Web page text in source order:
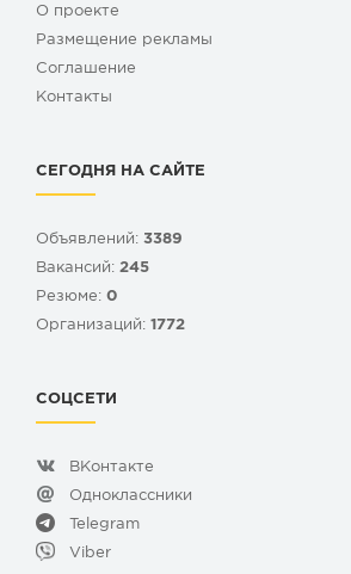
О проекте
Размещение рекламы
Cоглашение
Контакты
СЕГОДНЯ НА САЙТЕ
Объявлений: 3389
Вакансий: 245
Резюме: 0
Организаций: 1772
СОЦСЕТИ
ВКонтакте
Одноклассники
Telegram
Viber